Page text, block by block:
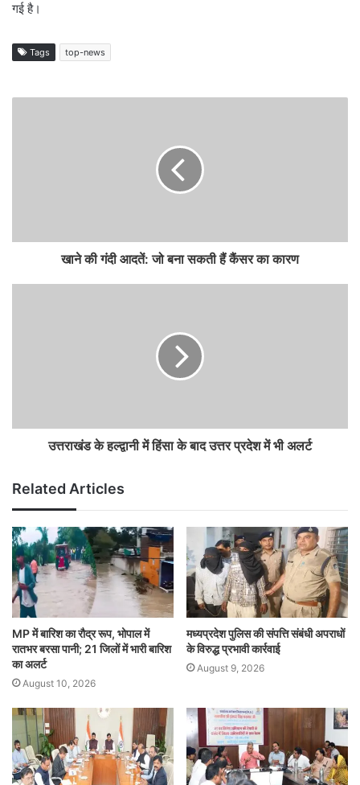
गई है।
Tags top-news
खाने की गंदी आदतें: जो बना सकती हैं कैंसर का कारण
उत्तराखंड के हल्द्वानी में हिंसा के बाद उत्तर प्रदेश में भी अलर्ट
Related Articles
MP में बारिश का रौद्र रूप, भोपाल में
रातभर बरसा पानी; 21 जिलों में भारी बारिश
का अलर्ट
August 10, 2026
मध्यप्रदेश पुलिस की संपत्ति संबंधी अपराधों
के विरुद्ध प्रभावी कार्रवाई
August 9, 2026